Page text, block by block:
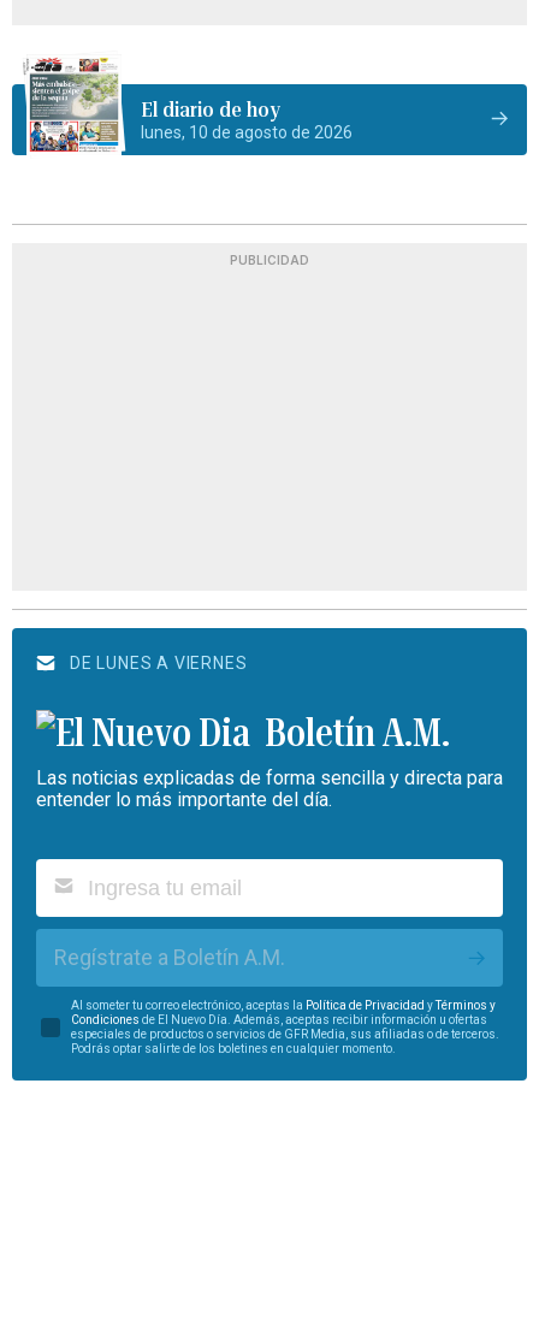
El diario de hoy
lunes, 10 de agosto de 2026
PUBLICIDAD
DE LUNES A VIERNES
Boletín A.M.
Las noticias explicadas de forma sencilla y directa para
entender lo más importante del día.
Regístrate a Boletín A.M.
Al someter tu correo electrónico, aceptas la Política de Privacidad yTérminos y
Condiciones de El Nuevo Día. Además, aceptas recibir información u ofertas
especiales de productos o servicios de GFR Media, sus afiliadas o de terceros.
Podrás optar salirte de los boletines en cualquier momento.